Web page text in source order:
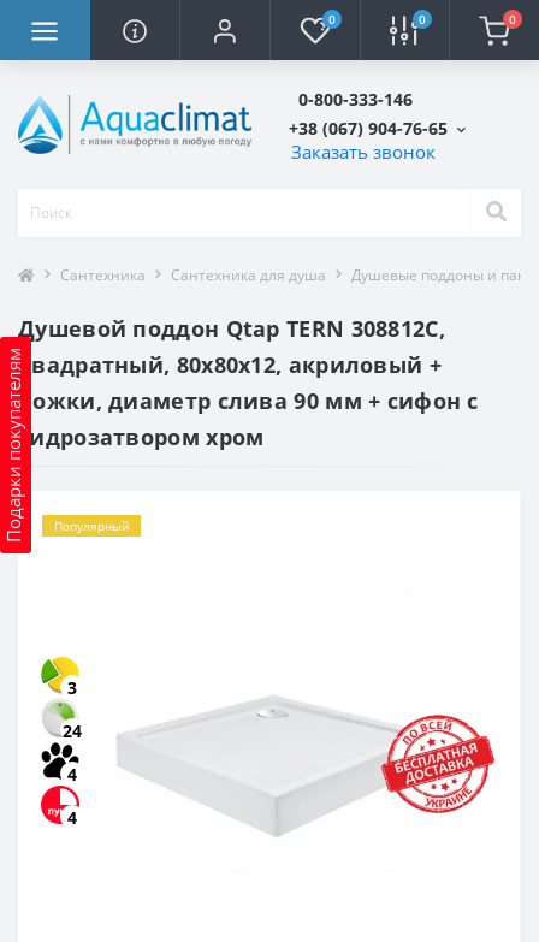
0 0 0
0-800-333-146
+38 (067) 904-76-65
Заказать звонок
Подарки покупателям
Сантехника Сантехника для душа Душевые поддоны и
Душевой поддон Qtap TERN 308812C,
квадратный, 80x80x12, акриловый +
ножки, диаметр слива 90 мм + сифон с
гидрозатвором хром
Популярный
3
24
4
4